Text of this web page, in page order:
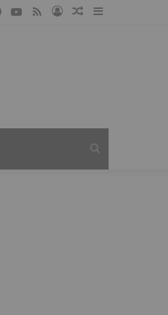
Sidebar
Losowy
Zaloguj
RSS
YouTube
Facebook